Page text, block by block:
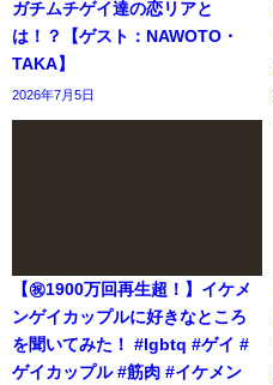
ガチムチゲイ達の恋リアと
は！？【ゲスト：NAWOTO・
TAKA】
2026年7月5日
【㊗️1900万回再生超！】イケメ
ンゲイカップルに好きなところ
を聞いてみた！ #lgbtq #ゲイ #
ゲイカップル #筋肉 #イケメン